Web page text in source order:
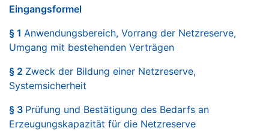
Eingangsformel
§ 1 Anwendungsbereich, Vorrang der Netzreserve,
Umgang mit bestehenden Verträgen
§ 2 Zweck der Bildung einer Netzreserve,
Systemsicherheit
§ 3 Prüfung und Bestätigung des Bedarfs an
Erzeugungskapazität für die Netzreserve